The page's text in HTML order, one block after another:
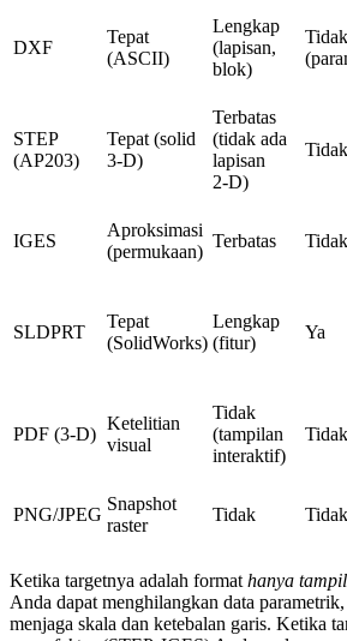
DXF
Tepat
(ASCII)
Lengkap
(lapisan,
blok)
Tidak
STEP
(AP203)
Tepat (solid
3‑D)
Terbatas
(tidak ada
lapisan
2‑D)
Tidak
IGES
Aproksimasi
(permukaan)
Terbatas Tidak
SLDPRT
Tepat
(SolidWorks)
Lengkap
(fitur)
Ya
PDF (3‑D)
Ketelitian
visual
Tidak
(tampilan
interaktif)
Tidak
PNG/JPEG
Snapshot
raster
Tidak Tidak
Ketika targetnya adalah format hanya
Anda dapat menghilangkan data
menjaga skala dan ketebalan garis. Ketika